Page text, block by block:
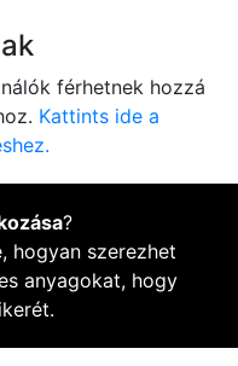
férhetnek hozzá
Kattints ide a
?
hogyan szerezhet
anyagokat, hogy